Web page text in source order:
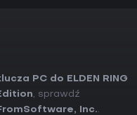
PC do ELDEN RING
, sprawdź
Inc..